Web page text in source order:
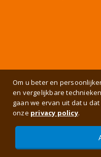
Om u beter en
en vergelijkbare
gaan we ervan uit dat u
onze privacy policy.